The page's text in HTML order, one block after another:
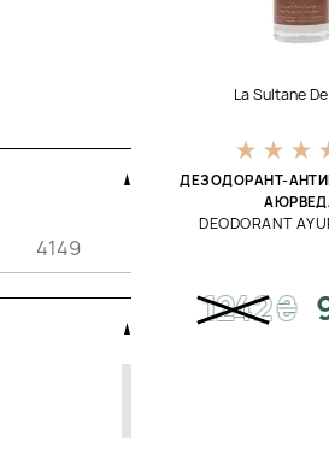
La Sultane
ДЕЗОДОРАНТ-
DEODORANT
1242₴